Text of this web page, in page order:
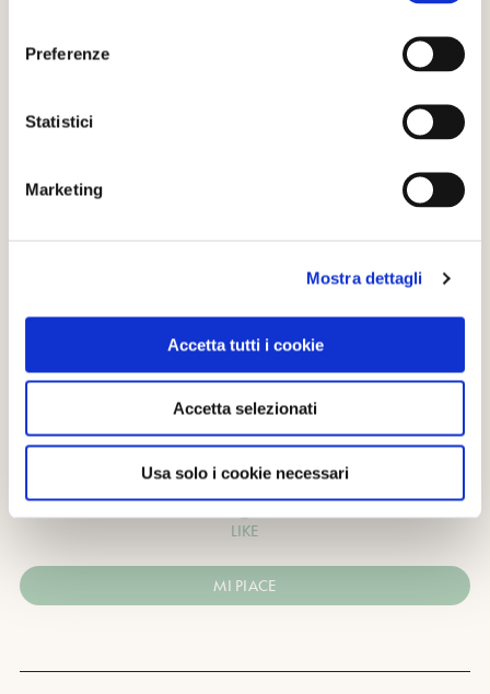
Preferenze
Statistici
Marketing
Mostra dettagli
Accetta tutti i cookie
Accetta selezionati
Usa solo i cookie necessari
Le reali miniere di San Donato Val di Comino
0
LIKE
MI PIACE